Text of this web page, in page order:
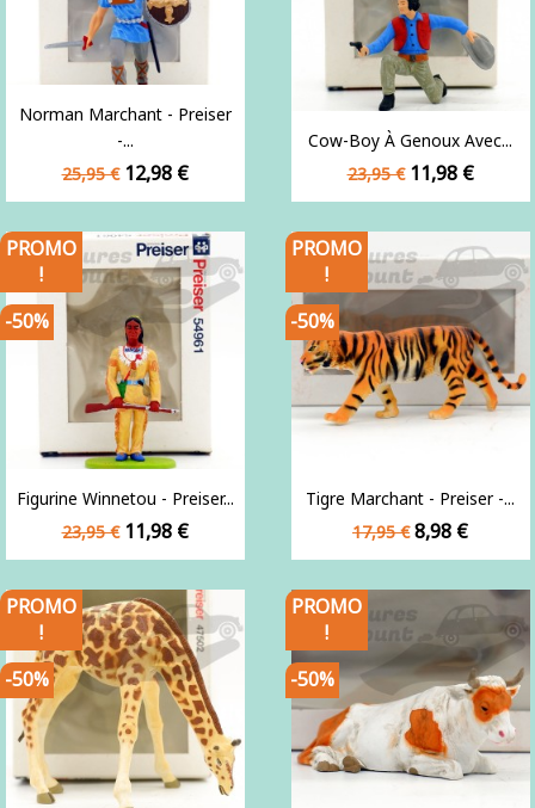
Norman Marchant - Preiser
-...
Prix
de
25,95 € Prix
12,98 €
Cow-Boy À Genoux Avec...
Prix
de
23,95 € Prix
11,98 €
Figurine Winnetou - Preiser...
Prix
de
23,95 € Prix
11,98 €
PROMO
!
-50%
Tigre Marchant - Preiser -...
Prix
de
17,95 € Prix
8,98 €
PROMO
!
-50%
PROMO
!
-50%
PROMO
!
-50%